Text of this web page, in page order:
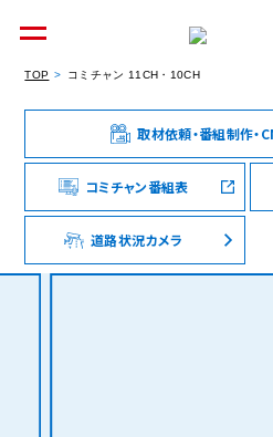
個人のお客様
法人のお客様
TOP コミチャン 11CH・10CH
取材依頼・番組制作・
コミチャン番組表
道路状況カメラ